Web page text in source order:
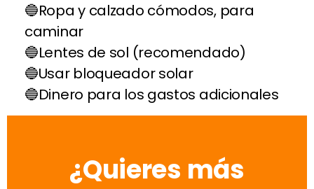
Ropa y calzado cómodos, para
caminar
Lentes de sol (recomendado)
Usar bloqueador solar
Dinero para los gastos adicionales
¿Quieres más